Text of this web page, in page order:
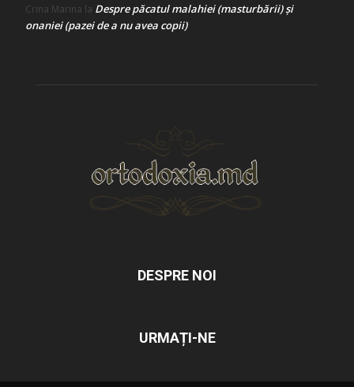
Crina Marina la Despre păcatul malahiei (masturbării) şi
onaniei (pazei de a nu avea copii)
DESPRE NOI
URMAȚI-NE